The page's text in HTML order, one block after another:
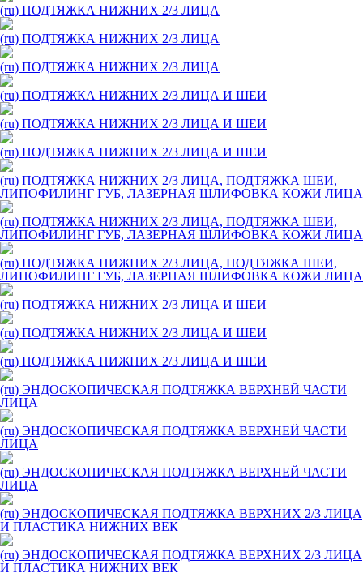
(ru) ПОДТЯЖКА НИЖНИХ 2/3 ЛИЦА
(ru) ПОДТЯЖКА НИЖНИХ 2/3 ЛИЦА
(ru) ПОДТЯЖКА НИЖНИХ 2/3 ЛИЦА
(ru) ПОДТЯЖКА НИЖНИХ 2/3 ЛИЦА И ШЕИ
(ru) ПОДТЯЖКА НИЖНИХ 2/3 ЛИЦА И ШЕИ
(ru) ПОДТЯЖКА НИЖНИХ 2/3 ЛИЦА И ШЕИ
(ru) ПОДТЯЖКА НИЖНИХ 2/3 ЛИЦА, ПОДТЯЖКА ШЕИ,
ЛИПОФИЛИНГ ГУБ, ЛАЗЕРНАЯ ШЛИФОВКА КОЖИ ЛИЦА
(ru) ПОДТЯЖКА НИЖНИХ 2/3 ЛИЦА, ПОДТЯЖКА ШЕИ,
ЛИПОФИЛИНГ ГУБ, ЛАЗЕРНАЯ ШЛИФОВКА КОЖИ ЛИЦА
(ru) ПОДТЯЖКА НИЖНИХ 2/3 ЛИЦА, ПОДТЯЖКА ШЕИ,
ЛИПОФИЛИНГ ГУБ, ЛАЗЕРНАЯ ШЛИФОВКА КОЖИ ЛИЦА
(ru) ПОДТЯЖКА НИЖНИХ 2/3 ЛИЦА И ШЕИ
(ru) ПОДТЯЖКА НИЖНИХ 2/3 ЛИЦА И ШЕИ
(ru) ПОДТЯЖКА НИЖНИХ 2/3 ЛИЦА И ШЕИ
(ru) ЭНДОСКОПИЧЕСКАЯ ПОДТЯЖКА ВЕРХНЕЙ ЧАСТИ
ЛИЦА
(ru) ЭНДОСКОПИЧЕСКАЯ ПОДТЯЖКА ВЕРХНЕЙ ЧАСТИ
ЛИЦА
(ru) ЭНДОСКОПИЧЕСКАЯ ПОДТЯЖКА ВЕРХНЕЙ ЧАСТИ
ЛИЦА
(ru) ЭНДОСКОПИЧЕСКАЯ ПОДТЯЖКА ВЕРХНИХ 2/3 ЛИЦА
И ПЛАСТИКА НИЖНИХ ВЕК
(ru) ЭНДОСКОПИЧЕСКАЯ ПОДТЯЖКА ВЕРХНИХ 2/3 ЛИЦА
И ПЛАСТИКА НИЖНИХ ВЕК